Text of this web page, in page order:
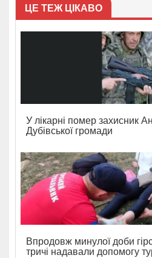
ЦЕ ТЕЖ ЦІКАВО
У лікарні помер захисник
Дубівської громади
Впродовж минулої доби
тричі надавали допомогу